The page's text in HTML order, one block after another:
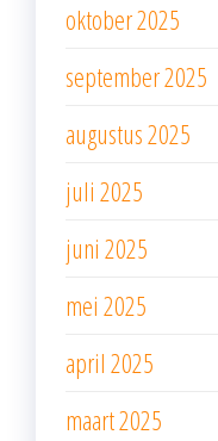
oktober 2025
september 2025
augustus 2025
juli 2025
juni 2025
mei 2025
april 2025
maart 2025